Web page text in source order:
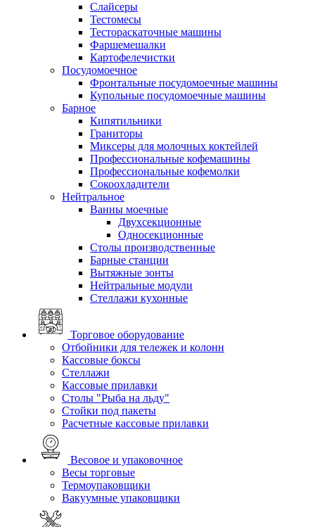
Слайсеры
Тестомесы
Тестораскаточные машины
Фаршемешалки
Картофелечистки
Посудомоечное
Фронтальные посудомоечные машины
Купольные посудомоечные машины
Барное
Кипятильники
Граниторы
Миксеры для молочных коктейлей
Профессиональные кофемашины
Профессиональные кофемолки
Сокоохладители
Нейтральное
Ванны моечные
Двухсекционные
Односекционные
Столы производственные
Барные станции
Вытяжные зонты
Нейтральные модули
Стеллажи кухонные
Торговое оборудование
Отбойники для тележек и колонн
Кассовые боксы
Стеллажи
Кассовые прилавки
Столы "Рыба на льду"
Стойки под пакеты
Расчетные кассовые прилавки
Весовое и упаковочное
Весы торговые
Термоупаковщики
Вакуумные упаковщики